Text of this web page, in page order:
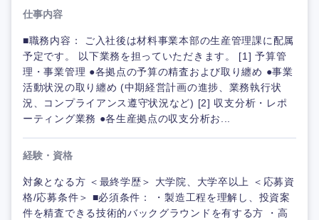
仕事内容
■職務内容： ご入社後は材料事業本部の生産管理課に配属
予定です。 以下業務を担っていただきます。 [1] 予算管
理・事業管理 ●各拠点の予算の精査および取り纏め ●事業
活動状況の取り纏め (中期経営計画の進捗、業務執行状
況、コンプライアンス遵守状況など) [2] 収支分析・レポ
ーティング業務 ●各生産拠点の収支分析お...
経験・資格
対象となる方 ＜最終学歴＞ 大学院、大学卒以上 ＜応募資
格/応募条件＞ ■必須条件： ・製造工程を理解し、投資案
件を精査できる技術的バックグラウンドを有する方 ・高